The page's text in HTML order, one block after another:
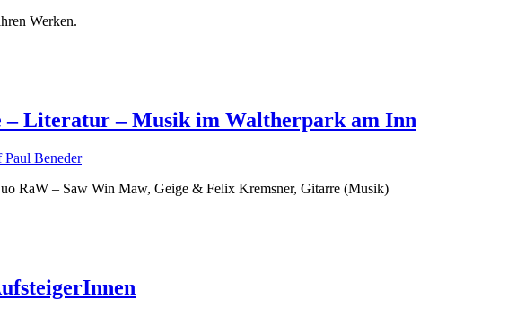
Werken.
– Literatur – Musik im Waltherpark am Inn
Paul Beneder
RaW – Saw Win Maw, Geige & Felix Kremsner, Gitarre (Musik)